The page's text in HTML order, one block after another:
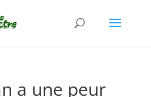
a une peur